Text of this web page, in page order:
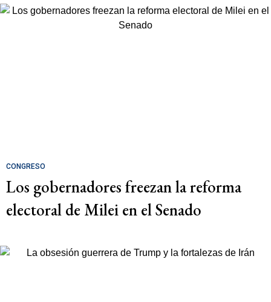
CONGRESO
Los gobernadores freezan la reforma
electoral de Milei en el Senado